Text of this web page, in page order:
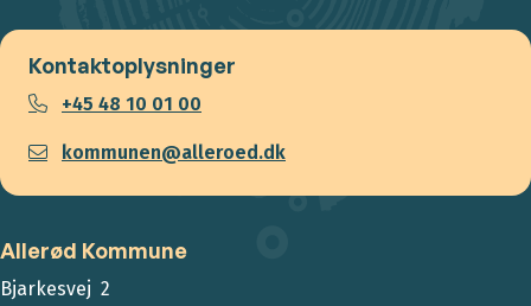
Kontaktoplysninger
+45 48 10 01 00
kommunen@alleroed.dk
Allerød Kommune
Bjarkesvej 2